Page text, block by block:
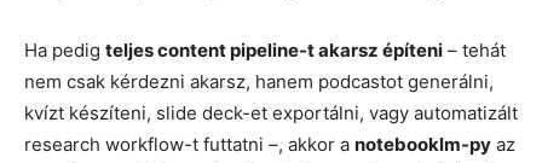
Ha pedig teljes content pipeline-t akarsz építeni – tehát
nem csak kérdezni akarsz, hanem podcastot generálni,
kvízt készíteni, slide deck-et exportálni, vagy automatizált
research workflow-t futtatni –, akkor a notebooklm-py az